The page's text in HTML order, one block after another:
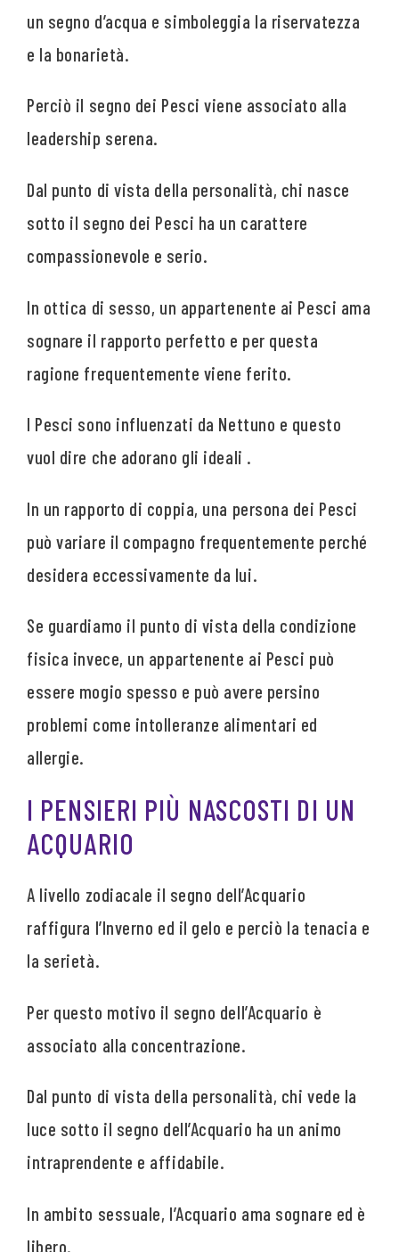
un segno d’acqua e simboleggia la riservatezza
e la bonarietà.
Perciò il segno dei Pesci viene associato alla
leadership serena.
Dal punto di vista della personalità, chi nasce
sotto il segno dei Pesci ha un carattere
compassionevole e serio.
In ottica di sesso, un appartenente ai Pesci ama
sognare il rapporto perfetto e per questa
ragione frequentemente viene ferito.
I Pesci sono influenzati da Nettuno e questo
vuol dire che adorano gli ideali .
In un rapporto di coppia, una persona dei Pesci
può variare il compagno frequentemente perché
desidera eccessivamente da lui.
Se guardiamo il punto di vista della condizione
fisica invece, un appartenente ai Pesci può
essere mogio spesso e può avere persino
problemi come intolleranze alimentari ed
allergie.
I PENSIERI PIÙ NASCOSTI DI UN
ACQUARIO
A livello zodiacale il segno dell’Acquario
raffigura l’Inverno ed il gelo e perciò la tenacia e
la serietà.
Per questo motivo il segno dell’Acquario è
associato alla concentrazione.
Dal punto di vista della personalità, chi vede la
luce sotto il segno dell’Acquario ha un animo
intraprendente e affidabile.
In ambito sessuale, l’Acquario ama sognare ed è
libero.